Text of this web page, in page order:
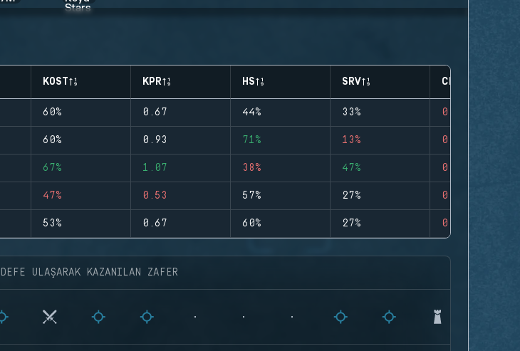
KOST KPR HS SRV CLUTCHES
60% 0.67 44% 33% 0
60% 0.93 71% 13% 0
67% 1.07 38% 47% 0
47% 0.53 57% 27% 0
53% 0.67 60% 27% 0
ULAŞARAK KAZANILAN ZAFER